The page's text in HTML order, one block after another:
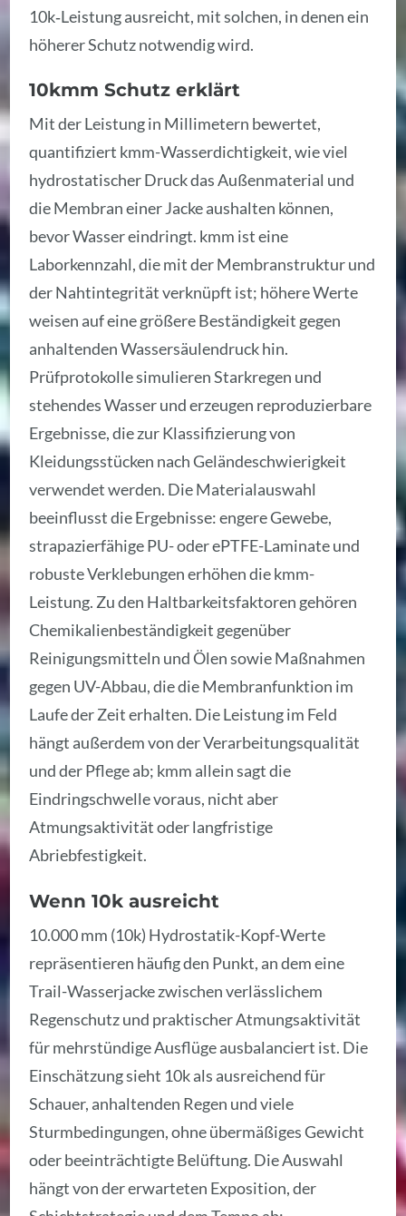
10k‑Leistung ausreicht, mit solchen, in denen ein
höherer Schutz notwendig wird.
10kmm Schutz erklärt
Mit der Leistung in Millimetern bewertet,
quantifiziert kmm-Wasserdichtigkeit, wie viel
hydrostatischer Druck das Außenmaterial und
die Membran einer Jacke aushalten können,
bevor Wasser eindringt. kmm ist eine
Laborkennzahl, die mit der Membranstruktur und
der Nahtintegrität verknüpft ist; höhere Werte
weisen auf eine größere Beständigkeit gegen
anhaltenden Wassersäulendruck hin.
Prüfprotokolle simulieren Starkregen und
stehendes Wasser und erzeugen reproduzierbare
Ergebnisse, die zur Klassifizierung von
Kleidungsstücken nach Geländeschwierigkeit
verwendet werden. Die Materialauswahl
beeinflusst die Ergebnisse: engere Gewebe,
strapazierfähige PU- oder ePTFE-Laminate und
robuste Verklebungen erhöhen die kmm-
Leistung. Zu den Haltbarkeitsfaktoren gehören
Chemikalienbeständigkeit gegenüber
Reinigungsmitteln und Ölen sowie Maßnahmen
gegen UV-Abbau, die die Membranfunktion im
Laufe der Zeit erhalten. Die Leistung im Feld
hängt außerdem von der Verarbeitungsqualität
und der Pflege ab; kmm allein sagt die
Eindringschwelle voraus, nicht aber
Atmungsaktivität oder langfristige
Abriebfestigkeit.
Wenn 10k ausreicht
10.000 mm (10k) Hydrostatik-Kopf-Werte
repräsentieren häufig den Punkt, an dem eine
Trail-Wasserjacke zwischen verlässlichem
Regenschutz und praktischer Atmungsaktivität
für mehrstündige Ausflüge ausbalanciert ist. Die
Einschätzung sieht 10k als ausreichend für
Schauer, anhaltenden Regen und viele
Sturmbedingungen, ohne übermäßiges Gewicht
oder beeinträchtigte Belüftung. Die Auswahl
hängt von der erwarteten Exposition, der